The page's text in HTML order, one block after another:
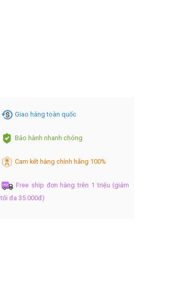
Giao hàng toàn quốc
Bảo hành nhanh chóng
Cam kết hàng chính hãng 100%
Free ship đơn hàng trên 1 triệu (giảm
tối đa 35.000đ)